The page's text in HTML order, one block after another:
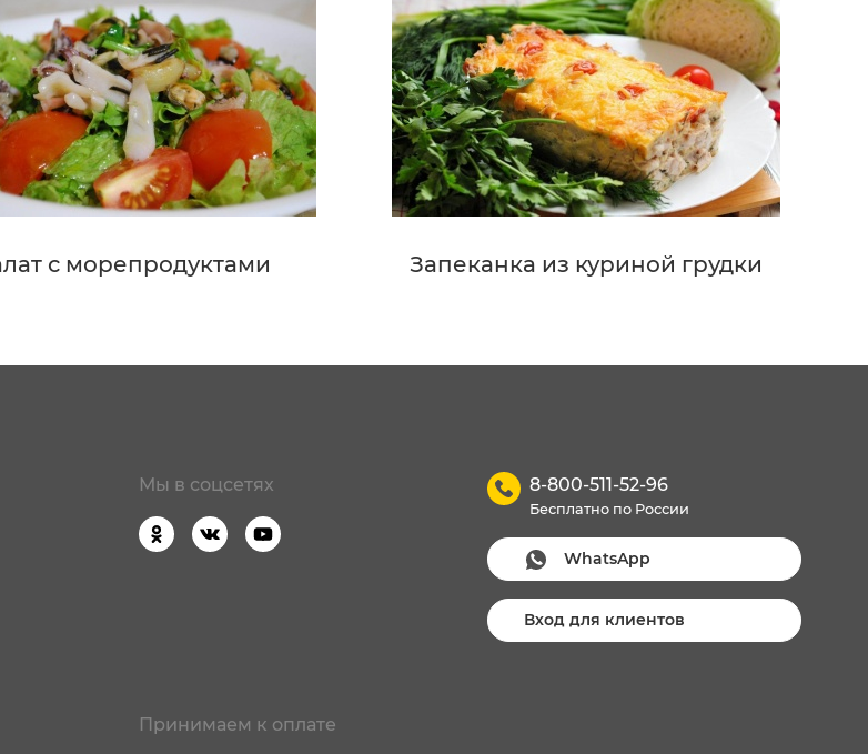
с морепродуктами Запеканка из куриной грудки
Мы в соцсетях
Принимаем к оплате
8-800-511-52-96
Бесплатно по России
WhatsApp
Вход для клиентов